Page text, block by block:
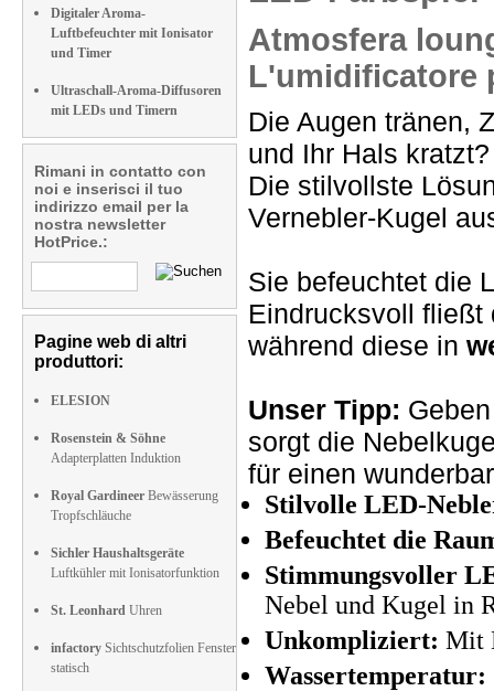
Digitaler Aroma-
Luftbefeuchter mit Ionisator
und Timer
Ultraschall-Aroma-Diffusoren
mit LEDs und Timern
Rimani in contatto con
noi e inserisci il tuo
indirizzo email per la
nostra newsletter
HotPrice.:
Pagine web di altri
produttori:
ELESION
Rosenstein & Söhne
Adapterplatten Induktion
Royal Gardineer Bewässerung
Tropfschläuche
Sichler Haushaltsgeräte
Luftkühler mit Ionisatorfunktion
St. Leonhard Uhren
infactory Sichtschutzfolien Fenster
statisch
Atmosfera
L'umidificatore
Die Augen tränen,
und Ihr Hals
Die stilvollste
Vernebler-Kugel
Sie befeuchtet die
Eindrucksvoll
während diese in
Unser Tipp:
sorgt die
für einen
Stilvolle LED-
Befeuchtet die
Stimmungsvoller
Nebel und Kugel in
Unkompliziert: Mit
Wassertemperatur: